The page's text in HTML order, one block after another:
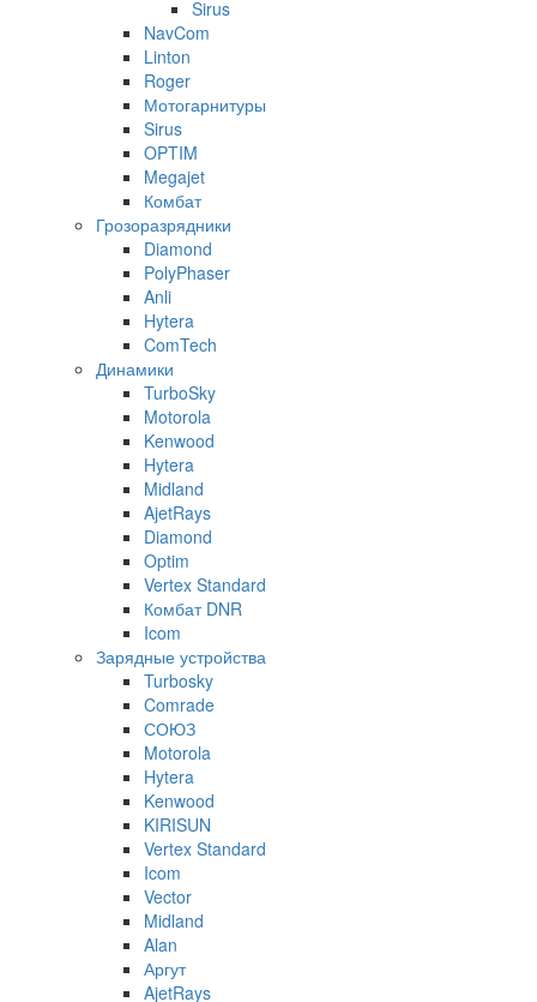
Sirus
NavCom
Linton
Roger
Мотогарнитуры
Sirus
OPTIM
Megajet
Комбат
Грозоразрядники
Diamond
PolyPhaser
Anli
Hytera
ComTech
Динамики
TurboSky
Motorola
Kenwood
Hytera
Midland
AjetRays
Diamond
Optim
Vertex Standard
Комбат DNR
Icom
Зарядные устройства
Turbosky
Comrade
СОЮЗ
Motorola
Hytera
Kenwood
KIRISUN
Vertex Standard
Icom
Vector
Midland
Alan
Аргут
AjetRays